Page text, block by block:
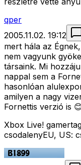
qper
2005.11.02. 19:12
mert hála az
nem vagyunk
társaink. Mi
nappal sem a
hasonlóan
amilyen a nagy
Fornettis verzió is
Xbox Live!
csodalenyEU, US: